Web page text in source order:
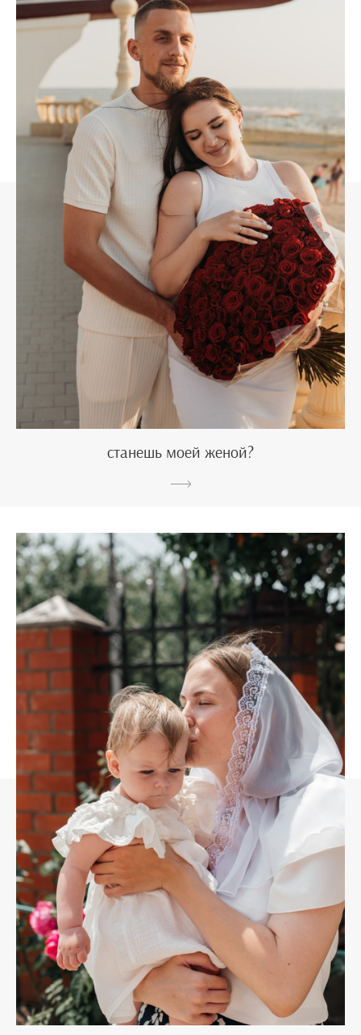
станешь моей женой?